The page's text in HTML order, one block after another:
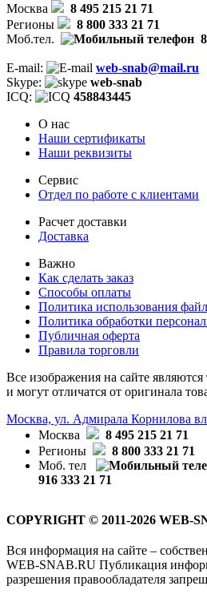
Москва
8 495 215 21 71
Регионы
8 800 333 21 71
Моб.тел.
E-mail:
web-snab@mail.ru
Skype:
web-snab
ICQ:
458843445
О нас
Наши сертификаты
Наши реквизиты
Сервис
Отдел по работе с клиентами
Расчет доставки
Доставка
Важно
Как сделать заказ
Способы оплаты
Политика использования
Политика обработки
Публичная оферта
Правила торговли
Все изображения на сайте являются
и могут отличатся от оригинала
Москва, ул. Адмирала Корнилова
Москва
8 495 215 21 71
Регионы
8 800 333 21 71
Моб. тел
916 333 21 71
COPYRIGHT © 2011-2026 WEB-
Вся информация на сайте –
WEB-SNAB.RU Публикация
разрешения правообладателя